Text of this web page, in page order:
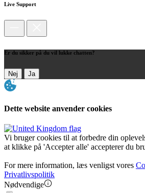
Live Support
Er du sikker på du vil lukke chatten?
Nej Ja
Dette website anvender cookies
Vi bruger cookies til at forbedre din
at klikke på 'Accepter alle' accepterer du
For mere information, læs venligst vores
Privatlivspolitik
Nødvendige